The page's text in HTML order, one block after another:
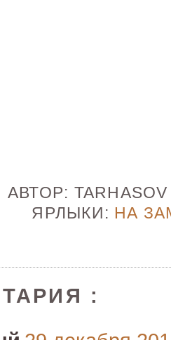
АВТОР:
ЯРЛЫКИ: НА
: